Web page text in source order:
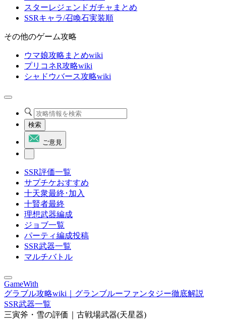
スターレジェンドガチャまとめ
SSRキャラ/召喚石実装順
その他のゲーム攻略
ウマ娘攻略まとめwiki
プリコネR攻略wiki
シャドウバース攻略wiki
検索
ご意見
SSR評価一覧
サプチケおすすめ
十天衆最終･加入
十賢者最終
理想武器編成
ジョブ一覧
パーティ編成投稿
SSR武器一覧
マルチバトル
GameWith
グラブル攻略wiki｜グランブルーファンタジー徹底解説
SSR武器一覧
三寅斧・雪の評価｜古戦場武器(天星器)